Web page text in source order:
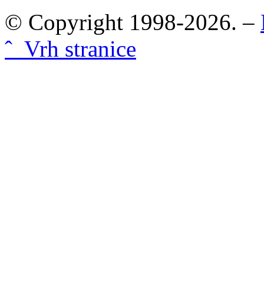
© Copyright 1998-2026. –
ˆ Vrh stranice